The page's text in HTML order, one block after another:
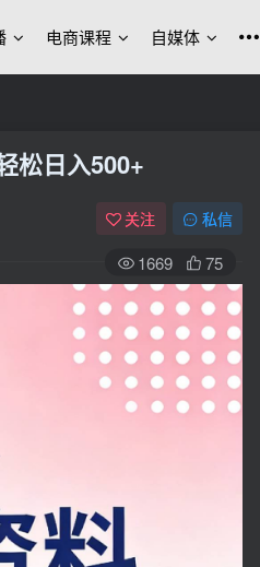
电商课程 自媒体
松日入500+
关注 私信
1669 75